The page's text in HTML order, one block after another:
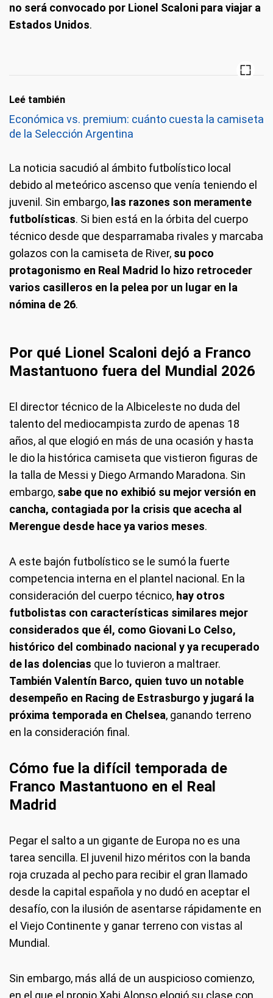
no será convocado por Lionel Scaloni para viajar a
Estados Unidos.
Leé también
Económica vs. premium: cuánto cuesta la camiseta
de la Selección Argentina
La noticia sacudió al ámbito futbolístico local
debido al meteórico ascenso que venía teniendo el
juvenil. Sin embargo, las razones son meramente
futbolísticas. Si bien está en la órbita del cuerpo
técnico desde que desparramaba rivales y marcaba
golazos con la camiseta de River, su poco
protagonismo en Real Madrid lo hizo retroceder
varios casilleros en la pelea por un lugar en la
nómina de 26.
Por qué Lionel Scaloni dejó a Franco
Mastantuono fuera del Mundial 2026
El director técnico de la Albiceleste no duda del
talento del mediocampista zurdo de apenas 18
años, al que elogió en más de una ocasión y hasta
le dio la histórica camiseta que vistieron figuras de
la talla de Messi y Diego Armando Maradona. Sin
embargo, sabe que no exhibió su mejor versión en
cancha, contagiada por la crisis que acecha al
Merengue desde hace ya varios meses.
A este bajón futbolístico se le sumó la fuerte
competencia interna en el plantel nacional. En la
consideración del cuerpo técnico, hay otros
futbolistas con características similares mejor
considerados que él, como Giovani Lo Celso,
histórico del combinado nacional y ya recuperado
de las dolencias que lo tuvieron a maltraer.
También Valentín Barco, quien tuvo un notable
desempeño en Racing de Estrasburgo y jugará la
próxima temporada en Chelsea, ganando terreno
en la consideración final.
Cómo fue la difícil temporada de
Franco Mastantuono en el Real
Madrid
Pegar el salto a un gigante de Europa no es una
tarea sencilla. El juvenil hizo méritos con la banda
roja cruzada al pecho para recibir el gran llamado
desde la capital española y no dudó en aceptar el
desafío, con la ilusión de asentarse rápidamente en
el Viejo Continente y ganar terreno con vistas al
Mundial.
Sin embargo, más allá de un auspicioso comienzo,
en el que el propio Xabi Alonso elogió su clase con